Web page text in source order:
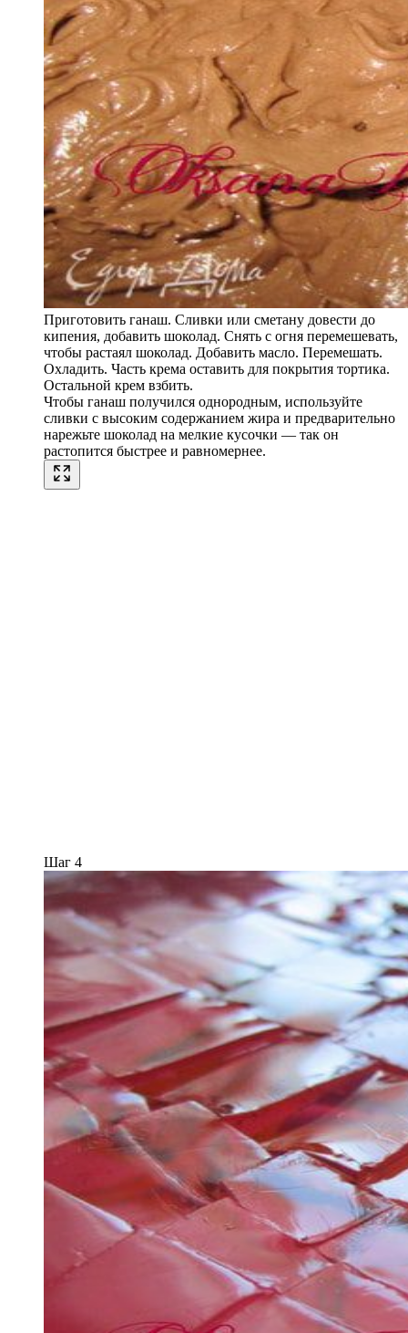
Приготовить ганаш. Сливки или сметану довести до
кипения, добавить шоколад. Снять с огня перемешевать,
чтобы растаял шоколад. Добавить масло. Перемешать.
Охладить. Часть крема оставить для покрытия тортика.
Остальной крем взбить.
Чтобы ганаш получился однородным, используйте
сливки с высоким содержанием жира и предварительно
нарежьте шоколад на мелкие кусочки — так он
растопится быстрее и равномернее.
Шаг 4